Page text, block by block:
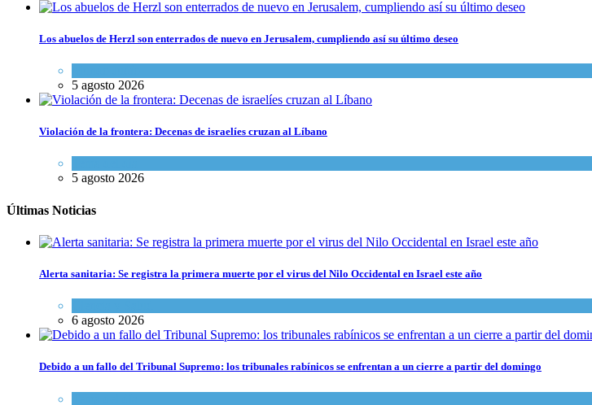
Los abuelos de Herzl son enterrados de nuevo en Jerusalem, cumpliendo así su último deseo
5 agosto 2026
Violación de la frontera: Decenas de israelíes cruzan al Líbano
5 agosto 2026
Últimas Noticias
Alerta sanitaria: Se registra la primera muerte por el virus del Nilo Occidental en Israel este año
6 agosto 2026
Debido a un fallo del Tribunal Supremo: los tribunales rabínicos se enfrentan a un cierre a partir del domingo